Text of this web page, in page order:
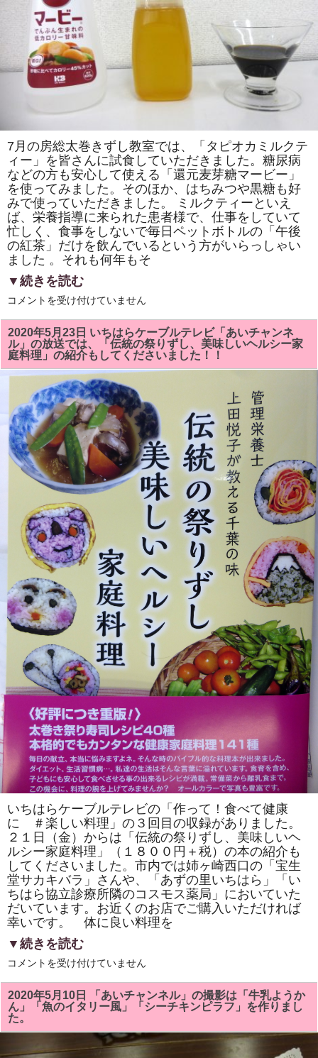
だ
7月の房総太巻きずし教室では、「タピオカミルクテ
ィー」を皆さんに試食していただきました。糖尿病
などの方も安心して使える「還元麦芽糖マービー」
を使ってみました。そのほか、はちみつや黒糖も好
みで使っていただきました。 ミルクティーといえ
ば、栄養指導に来られた患者様で、仕事をしていて
忙しく、食事をしないで毎日ペットボトルの「午後
の紅茶」だけを飲んでいるという方がいらっしゃい
ました 。それも何年もそ
▼続きを読む
房
太
巻
き
ず
し
教
室
ピ
オ
カ
ミ
ル
ク
な
ど
を
使
っ
し
た。
コメントを受け付けていません
2020年5月23日 いちはらケーブルテレビ「あいチャンネ
ル」の放送では、「伝統の祭りずし、美味しいヘルシー家
庭料理」の紹介もしてくださいました！！
いちはらケーブルテレビの「作って！食べて健康
に ＃楽しい料理」の３回目の収録がありました。
２１日（金）からは「伝統の祭りずし、美味しいヘ
ルシー家庭料理」（１８００円＋税）の本の紹介も
してくださいました。市内では姉ヶ崎西口の「宝生
堂サカキバラ」さんや、「あずの里いちはら」「い
ちはら協立診療所隣のコスモス薬局」においていた
だいています。お近くのお店でご購入いただければ
幸いです。 体に良い料理を
▼続きを読む
い
は
ら
ケ
ー
ブ
ル
レ
コメントを受け付けていません
2020年5月10日 「あいチャンネル」の撮影は「牛乳ようか
ん」「魚のイタリー風」「シーチキンピラフ」を作りまし
た。